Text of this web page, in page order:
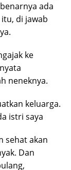
ada
di jawab
ke
neneknya.
keluarga.
istri saya
sehat akan
Dan